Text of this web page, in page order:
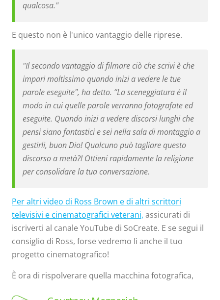
qualcosa."
E questo non è l'unico vantaggio delle riprese.
"Il secondo vantaggio di filmare ciò che scrivi è che
impari moltissimo quando inizi a vedere le tue
parole eseguite", ha detto. “La sceneggiatura è il
modo in cui quelle parole verranno fotografate ed
eseguite. Quando inizi a vedere discorsi lunghi che
pensi siano fantastici e sei nella sala di montaggio a
gestirli, buon Dio! Qualcuno può tagliare questo
discorso a metà?! Ottieni rapidamente la religione
per consolidare la tua conversazione.
Per altri video di Ross Brown e di altri scrittori
televisivi e cinematografici veterani, assicurati di
iscriverti al canale YouTube di SoCreate. E se segui il
consiglio di Ross, forse vedremo lì anche il tuo
progetto cinematografico!
È ora di rispolverare quella macchina fotografica,